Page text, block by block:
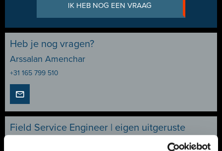
IK HEB NOG EEN VRAAG
Heb je nog vragen?
Arssalan Amenchar
+31 165 799 510
Field Service Engineer | eigen uitgeruste